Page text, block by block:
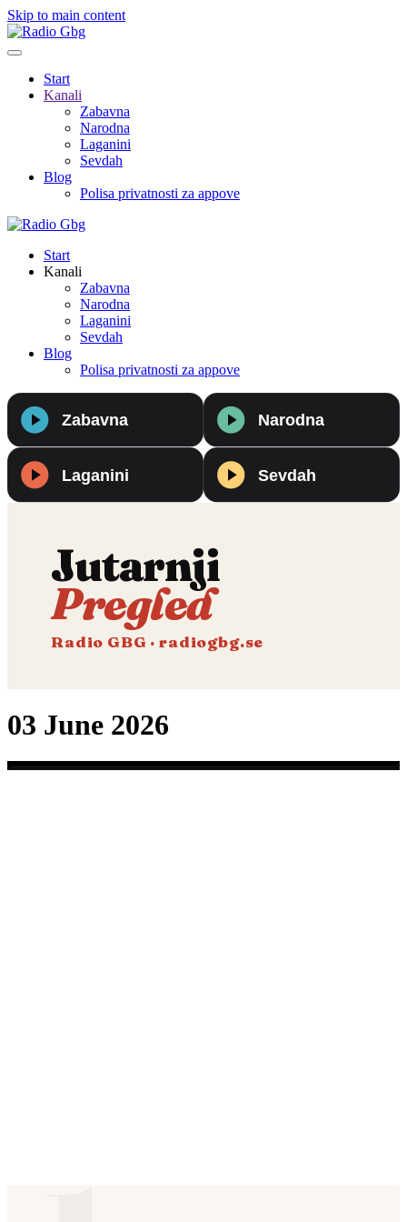
Skip to main content
Start
Kanali
Zabavna
Narodna
Laganini
Sevdah
Blog
Polisa privatnosti za appove
Start
Kanali
Zabavna
Narodna
Laganini
Sevdah
Blog
Polisa privatnosti za appove
Jutarnji
Pregled
Radio GBG · radiogbg.se
03 June 2026